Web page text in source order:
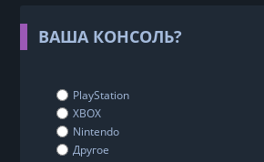
ВАША КОНСОЛЬ?
PlayStation
XBOX
Nintendo
Другое